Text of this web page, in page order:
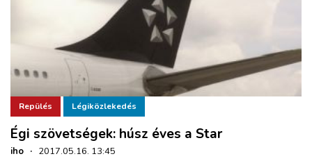
Repülés Légiközlekedés
Égi szövetségek: húsz éves a Star
iho · 2017.05.16. 13:45